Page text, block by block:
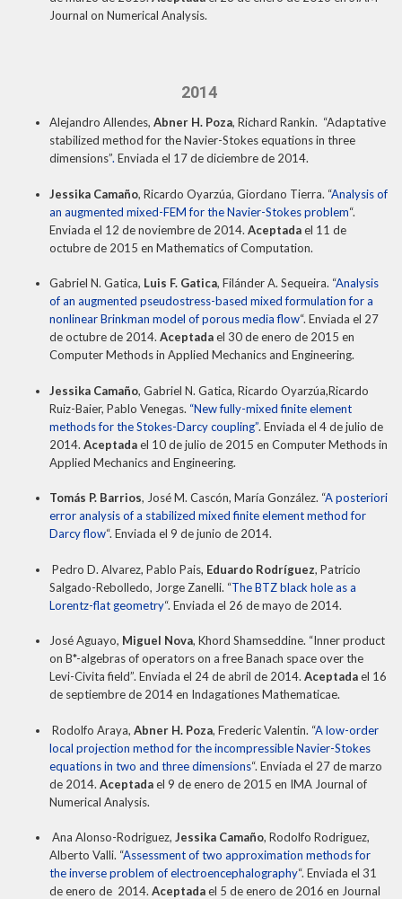
Journal on Numerical Analysis.
2014
Alejandro Allendes, Abner H. Poza, Richard Rankin. “Adaptative
stabilized method for the Navier-Stokes equations in three
dimensions”. Enviada el 17 de diciembre de 2014.
Jessika Camaño, Ricardo Oyarzúa, Giordano Tierra. “Analysis of
an augmented mixed-FEM for the Navier-Stokes problem“.
Enviada el 12 de noviembre de 2014. Aceptadael 11 de
octubre de 2015 en Mathematics of Computation.
Gabriel N. Gatica, Luis F. Gatica, Filánder A. Sequeira. “Analysis
of an augmented pseudostress-based mixed formulation for a
nonlinear Brinkman model of porous media flow“. Enviada el 27
de octubre de 2014. Aceptadael 30 de enero de 2015 en
Computer Methods in Applied Mechanics and Engineering.
Jessika Camaño, Gabriel N. Gatica, Ricardo Oyarzúa,Ricardo
Ruiz-Baier, Pablo Venegas. “New fully-mixed finite element
methods for the Stokes-Darcy coupling”. Enviada el 4 de julio de
2014. Aceptadael 10 de julio de 2015 en Computer Methods in
Applied Mechanics and Engineering.
Tomás P. Barrios, José M. Cascón, María González. “A posteriori
error analysis of a stabilized mixed finite element method for
Darcy flow“. Enviada el 9 de junio de 2014.
Pedro D. Alvarez, Pablo Pais, Eduardo Rodríguez, Patricio
Salgado-Rebolledo, Jorge Zanelli. “The BTZ black hole as a
Lorentz-flat geometry“. Enviada el 26 de mayo de 2014.
José Aguayo, Miguel Nova, Khord Shamseddine. “Inner product
on B*-algebras of operators on a free Banach space over the
Levi-Civita field”. Enviada el 24 de abril de 2014. Aceptadael 16
de septiembre de 2014 en Indagationes Mathematicae.
Rodolfo Araya, Abner H. Poza, Frederic Valentin. “A low-order
local projection method for the incompressible Navier-Stokes
equations in two and three dimensions“. Enviada el 27 de marzo
de 2014. Aceptadael 9 de enero de 2015 en IMA Journal of
Numerical Analysis.
Ana Alonso-Rodriguez, Jessika Camaño, Rodolfo Rodriguez,
Alberto Valli. “Assessment of two approximation methods for
the inverse problem of electroencephalography“. Enviada el 31
de enero de 2014. Aceptadael 5 de enero de 2016 en Journal